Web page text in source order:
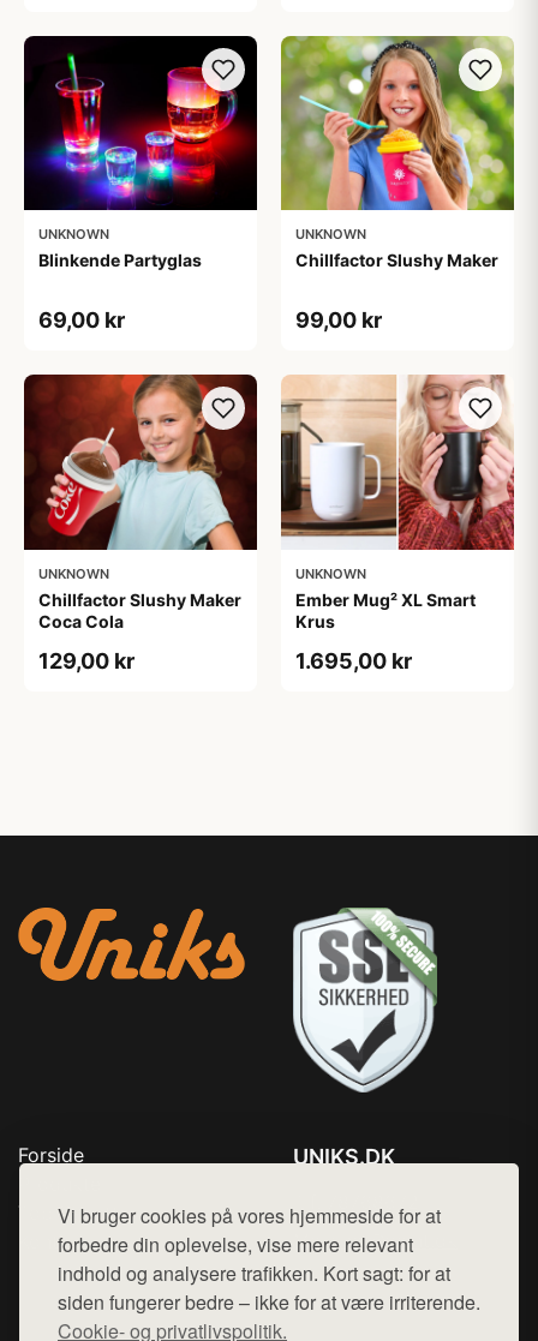
Vi bruger cookies på vores hjemmeside for at
forbedre din oplevelse, vise mere relevant
indhold og analysere trafikken. Kort sagt: for at
siden fungerer bedre – ikke for at være irriterende.
Cookie- og privatlivspolitik.
UNKNOWN
Blinkende Partyglas
69,00 kr
UNKNOWN
Chillfactor Slushy Maker
99,00 kr
UNKNOWN
Chillfactor Slushy Maker
Coca Cola
129,00 kr
UNKNOWN
Ember Mug² XL Smart
Krus
1.695,00 kr
Forside
Top Rabatter
Kontakt
UNIKS.DK
Mail: hej@want.dk
Cookie- og privatlivspolitik